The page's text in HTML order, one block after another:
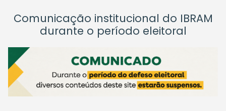
Comunicação institucional do IBRAM
durante o período eleitoral